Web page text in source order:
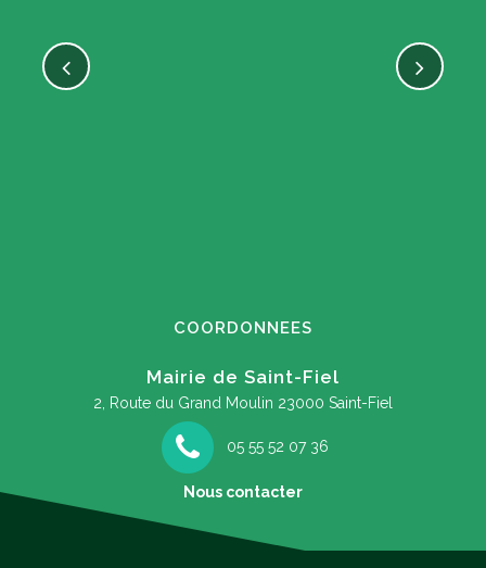
COORDONNEES
Mairie de Saint-Fiel
2, Route du Grand Moulin 23000 Saint-Fiel
05 55 52 07 36
Nous contacter